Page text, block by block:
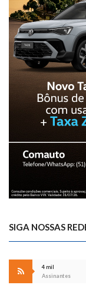
SIGA NOSSAS
4 mil
Assinantes